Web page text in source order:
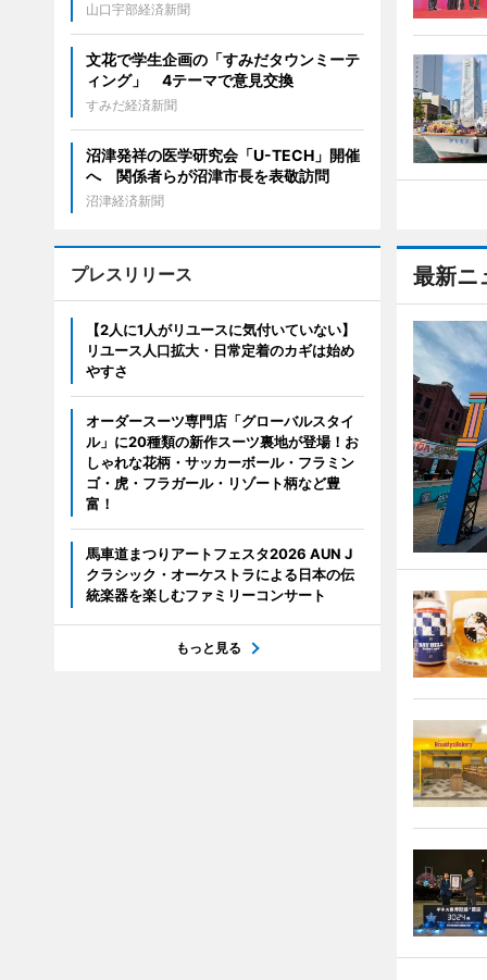
最新ニ
山口宇部経済新聞
文花で学生企画の「すみだタウンミーテ
ィング」 4テーマで意見交換
すみだ経済新聞
沼津発祥の医学研究会「U-TECH」開催
へ 関係者らが沼津市長を表敬訪問
沼津経済新聞
プレスリリース
【2人に1人がリユースに気付いていない】
リユース人口拡大・日常定着のカギは始め
やすさ
オーダースーツ専門店「グローバルスタイ
ル」に20種類の新作スーツ裏地が登場！お
しゃれな花柄・サッカーボール・フラミン
ゴ・虎・フラガール・リゾート柄など豊
富！
馬車道まつりアートフェスタ2026 AUN J
クラシック・オーケストラによる日本の伝
統楽器を楽しむファミリーコンサート
もっと見る